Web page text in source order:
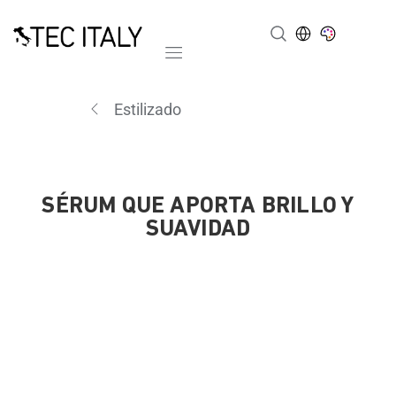
Mobile navigation
Estilizado
SÉRUM QUE APORTA BRILLO Y
SUAVIDAD